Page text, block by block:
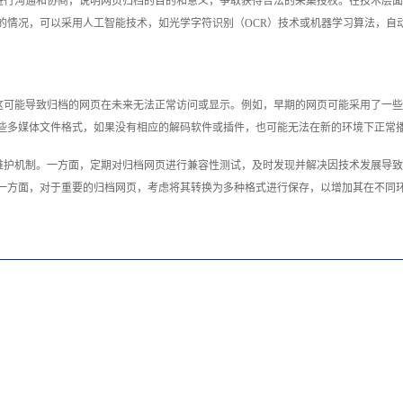
况，可以采用人工智能技术，如光学字符识别（OCR）技术或机器学习算法，
能导致归档的网页在未来无法正常访问或显示。例如，早期的网页可能采用了一
媒体文件格式，如果没有相应的解码软件或插件，也可能无法在新的环境下正常
机制。一方面，定期对归档网页进行兼容性测试，及时发现并解决因技术发展导
面，对于重要的归档网页，考虑将其转换为多种格式进行保存，以增加其在不